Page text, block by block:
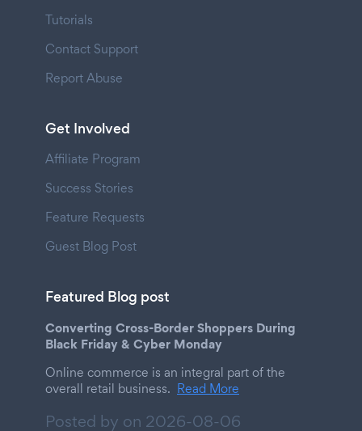
Tutorials
Contact Support
Report Abuse
Get Involved
Affiliate Program
Success Stories
Feature Requests
Guest Blog Post
Featured Blog post
Converting Cross-Border Shoppers During
Black Friday & Cyber Monday
Online commerce is an integral part of the
overall retail business. Read More
Posted by on 2026-08-06